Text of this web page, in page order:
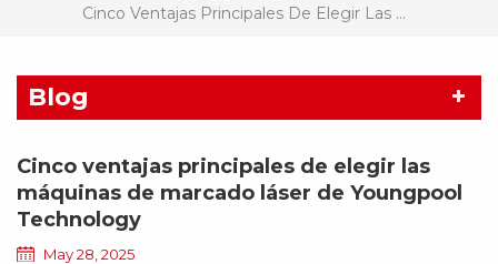
Cinco Ventajas Principales De Elegir Las Máquinas De Marcado Láser De Youngpool Technology
Blog
Cinco ventajas principales de elegir las
máquinas de marcado láser de Youngpool
Technology
May 28, 2025